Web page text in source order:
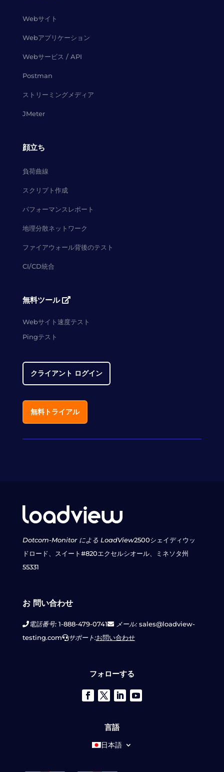
Webサイト
Webアプリケーション
Webサービス / API
Postman
ストリーミングメディア
JMeter
顔立ち
負荷曲線
スクリプト作成
パフォーマンスレポート
地理分散ネットワーク
ファイアウォール背後のテスト
CI/CD統合
無料ツール
Webサイト速度テスト
Pingテスト
クライアント ログイン
無料トライアル
Dotcom-Monitor による LoadView2500シェイディウッ
ドロード、スイート#820エクセルシオール、ミネソタ州
55331
お 問い合わせ
電話番号:1-888-479-0741 メール:sales@loadview-
testing.com
サポート:お問い合わせ
フォローする
言語
日本語